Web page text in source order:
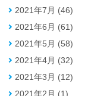
2021年7月 (46)
2021年6月 (61)
2021年5月 (58)
2021年4月 (32)
2021年3月 (12)
2021年2月 (1)